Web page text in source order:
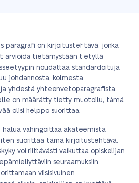
paragrafi on kirjoitustehtävä, jonka
arvioida tietämystään tietyllä
noudattaa standardoituja
johdannosta, kolmesta
yhdestä yhteenvetoparagrafista.
on määrätty tietty muotoilu, tämä
olisi helppo suorittaa.
vahingoittaa akateemista
suorittaa tämä kirjoitustehtävä.
voi riittävästi vaikuttaa opiskelijan
seuraamuksiin.
viisisivuinen